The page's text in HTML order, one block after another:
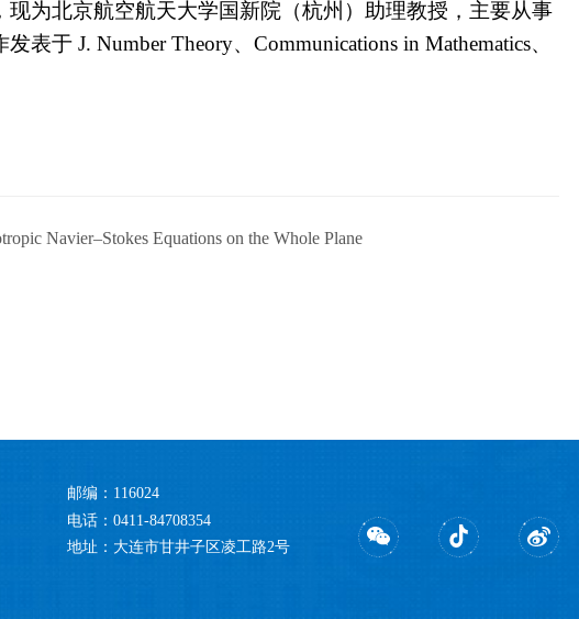
现为北京航空航天大学国新院（杭州 ）
助理教授，主要从事
发表于 J. Number Theory、 Communications in Mathematics、
Navier–Stokes Equations on the Whole Plane
邮编：116024
电话：0411-84708354
地址：大连市甘井子区凌工路2号